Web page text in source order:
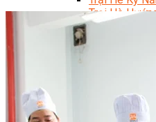
Trại Hè
Chuyên Đề Á
Khóa Học
Khóa Học
Khóa Học